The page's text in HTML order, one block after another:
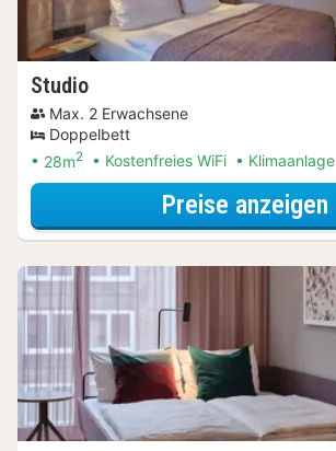
Studio
Max. 2 Erwachsene
Doppelbett
28m2 Kostenfreies WiFi Klimaanlage
Preise anzeigen